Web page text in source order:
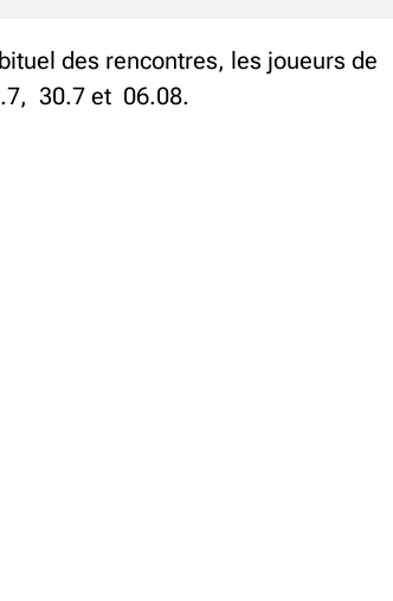
des rencontres, les joueurs de
30.7 et 06.08.